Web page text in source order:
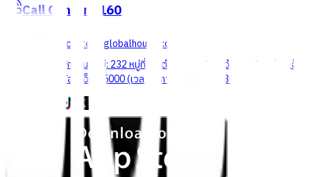
Call Center 1160
callcenter@globalhouse.co.th
สำนักงานใหญ่: 232 หมู่ที่ 19 ตำบลรอบเมือง อำเภอเมืองร้อยเอ็ด
จังหวัดร้อยเอ็ด 45000 (เวลาทำการ 08:30 - 17:30 น.)